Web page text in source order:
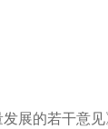
展的若干意